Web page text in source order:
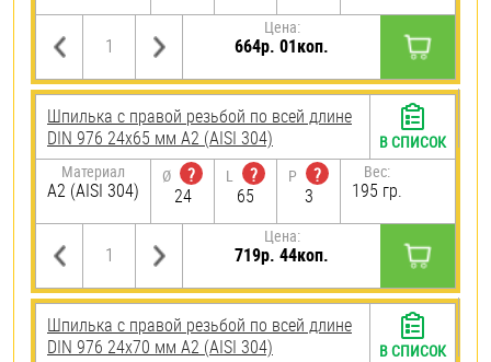
Цена:
664р. 01коп.
Шпилька с правой резьбой по всей длине
DIN 976 24х65 мм А2 (AISI 304)
Материал
А2 (AISI 304)
Ø
?
24
L
?
65
P
?
3
Вес:
195 гр.
Цена:
719р. 44коп.
В СПИСОК
Шпилька с правой резьбой по всей длине
DIN 976 24х70 мм А2 (AISI 304)
В СПИСОК